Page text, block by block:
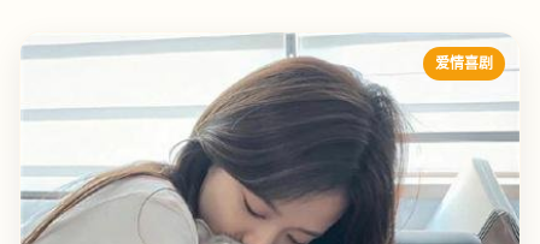
爱情喜剧